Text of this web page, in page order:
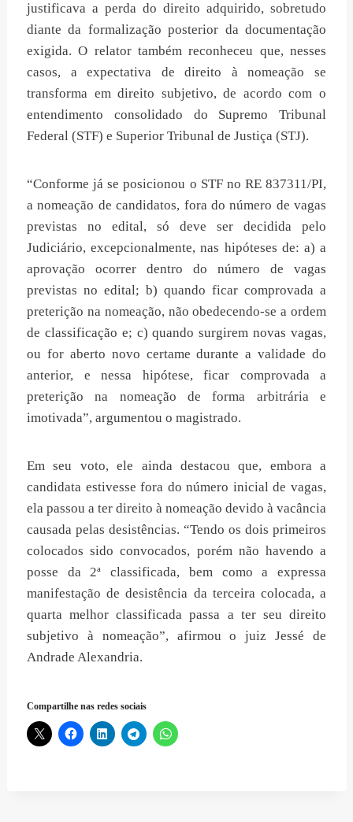
justificava a perda do direito adquirido, sobretudo
diante da formalização posterior da documentação
exigida. O relator também reconheceu que, nesses
casos, a expectativa de direito à nomeação se
transforma em direito subjetivo, de acordo com o
entendimento consolidado do Supremo Tribunal
Federal (STF) e Superior Tribunal de Justiça (STJ).
“Conforme já se posicionou o STF no RE 837311/PI,
a nomeação de candidatos, fora do número de vagas
previstas no edital, só deve ser decidida pelo
Judiciário, excepcionalmente, nas hipóteses de: a) a
aprovação ocorrer dentro do número de vagas
previstas no edital; b) quando ficar comprovada a
preterição na nomeação, não obedecendo-se a ordem
de classificação e; c) quando surgirem novas vagas,
ou for aberto novo certame durante a validade do
anterior, e nessa hipótese, ficar comprovada a
preterição na nomeação de forma arbitrária e
imotivada”, argumentou o magistrado.
Em seu voto, ele ainda destacou que, embora a
candidata estivesse fora do número inicial de vagas,
ela passou a ter direito à nomeação devido à vacância
causada pelas desistências. “Tendo os dois primeiros
colocados sido convocados, porém não havendo a
posse da 2ª classificada, bem como a expressa
manifestação de desistência da terceira colocada, a
quarta melhor classificada passa a ter seu direito
subjetivo à nomeação”, afirmou o juiz Jessé de
Andrade Alexandria.
Compartilhe nas redes sociais